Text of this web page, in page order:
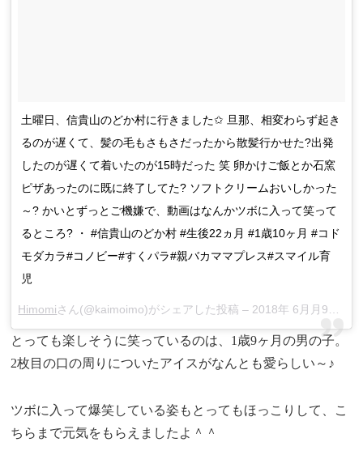
土曜日、信貴山のどか村に行きました✩ 旦那、相変わらず起き
るのが遅くて、髪の毛もさもさだったから散髪行かせた?出発
したのが遅くて着いたのが15時だった 笑 卵かけご飯とか石窯
ピザあったのに既に終了してた? ソフトクリームおいしかった
～? かいとずっとご機嫌で、動画はなんかツボに入って笑って
るところ? ・ #信貴山のどか村 #生後22ヵ月 #1歳10ヶ月 #コド
モダカラ#コノビー#すくパラ#親バカママプレス#スマイル育
児
Himomiさん(@kaimoimo)がシェアした投稿 – 2018年 6月月9日午後5時17分PDT
とっても楽しそうに笑っているのは、1歳9ヶ月の男の子。
2枚目の口の周りについたアイスがなんとも愛らしい～♪
ツボに入って爆笑している姿もとってもほっこりして、こ
ちらまで元気をもらえましたよ＾＾